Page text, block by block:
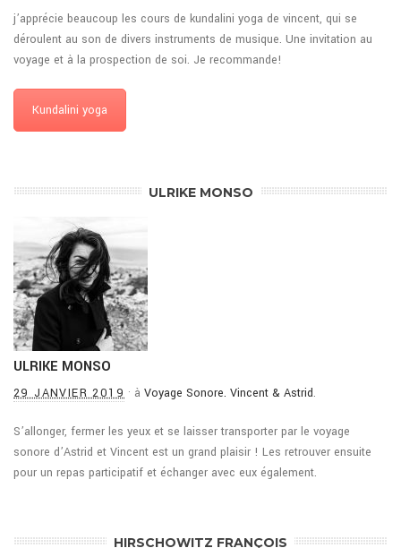
j’apprécie beaucoup les cours de kundalini yoga de vincent, qui se
déroulent au son de divers instruments de musique. Une invitation au
voyage et à la prospection de soi. Je recommande!
Kundalini yoga
ULRIKE MONSO
ULRIKE MONSO
29 JANVIER 2019 · à Voyage Sonore. Vincent & Astrid.
S’allonger, fermer les yeux et se laisser transporter par le voyage
sonore d’Astrid et Vincent est un grand plaisir ! Les retrouver ensuite
pour un repas participatif et échanger avec eux également.
HIRSCHOWITZ FRANÇOIS